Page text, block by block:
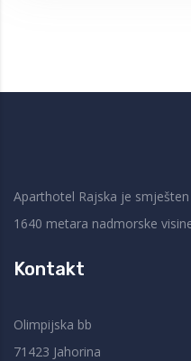
Aparthotel Rajska je
1640 metara nadmorske
Kontakt
Olimpijska bb
71423 Jahorina